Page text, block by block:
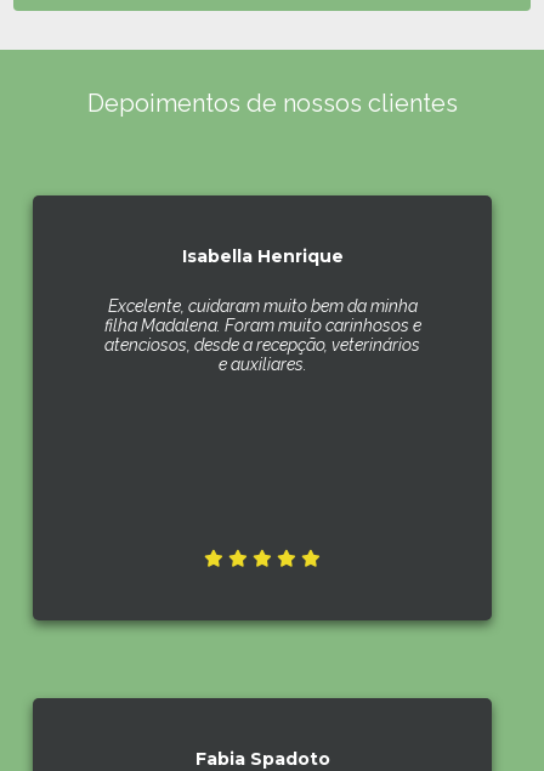
Depoimentos de nossos clientes
Isabella Henrique
Excelente, cuidaram muito bem da minha
filha Madalena. Foram muito carinhosos e
atenciosos, desde a recepção, veterinários
e auxiliares.
Fabia Spadoto